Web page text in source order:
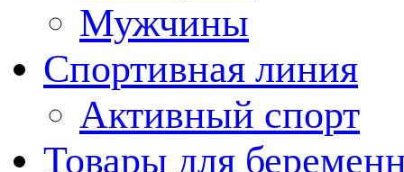
Мужчины
Спортивная линия
Активный спорт
Товары для